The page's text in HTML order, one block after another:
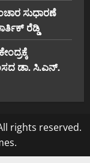
ಸುಧಾರಣೆ
ರೆಡ್ಡಿ
ಡಾ. ಸಿ.ಎನ್.
rights reserved.